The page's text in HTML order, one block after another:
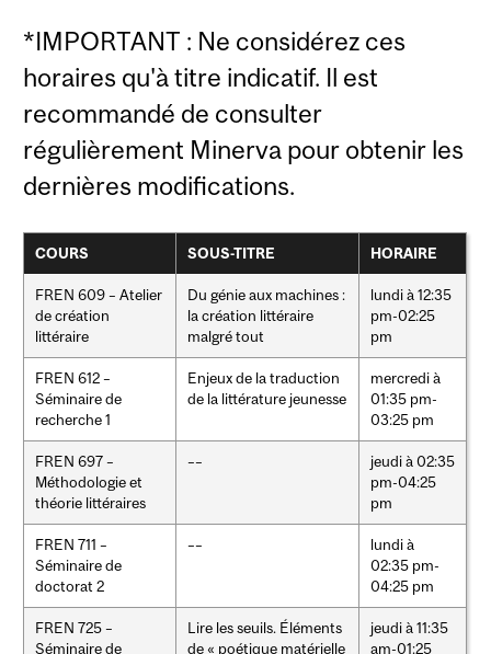
*IMPORTANT : Ne considérez ces
horaires qu'à titre indicatif. Il est
recommandé de consulter
régulièrement Minerva pour obtenir les
dernières modifications.
COURS SOUS-TITRE HORAIRE
FREN 609 – Atelier
de création
littéraire
Du génie aux machines :
la création littéraire
malgré tout
lundi à 12:35
pm-02:25
pm
FREN 612 –
Séminaire de
recherche 1
Enjeux de la traduction
de la littérature jeunesse
mercredi à
01:35 pm-
03:25 pm
FREN 697 –
Méthodologie et
théorie littéraires
––
jeudi à 02:35
pm-04:25
pm
FREN 711 –
Séminaire de
doctorat 2
––
lundi à
02:35 pm-
04:25 pm
FREN 725 –
Séminaire de
Lire les seuils. Éléments
de « poétique matérielle
jeudi à 11:35
am-01:25